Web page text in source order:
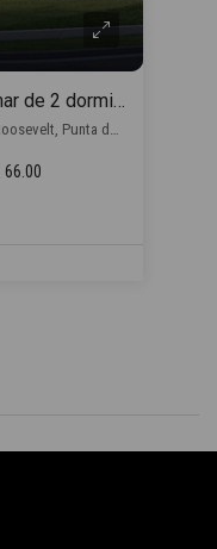
Venta apartamento a estrenar de 2 dormitorios, en Punta del Este con financiación propia
Avenida Franklin Delano Roosevelt, Roosevelt, Punta del Este
66.00